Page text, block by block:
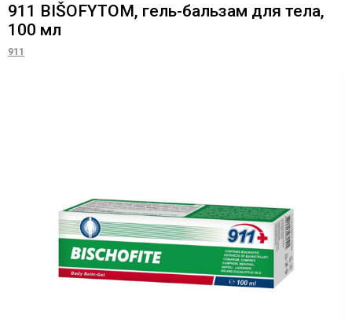
911 BIŠOFYTOM, гель-бальзам для тела,
100 мл
911